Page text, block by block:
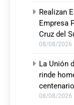
Realizan
Empresa
Cruz del
08/08/2026
La Unión
rinde
centenario
08/08/2026